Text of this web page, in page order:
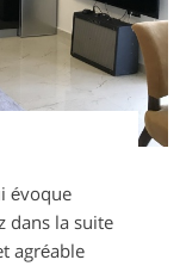
évoque
dans la suite
agréable